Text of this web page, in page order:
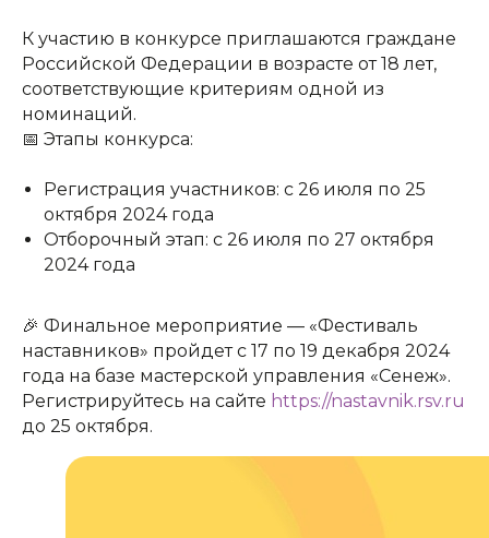
К участию в конкурсе приглашаются граждане
Российской Федерации в возрасте от 18 лет,
соответствующие критериям одной из
номинаций.
📅 Этапы конкурса:
Регистрация участников: с 26 июля по 25
октября 2024 года
Отборочный этап: с 26 июля по 27 октября
2024 года
🎉 Финальное мероприятие — «Фестиваль
наставников» пройдет с 17 по 19 декабря 2024
года на базе мастерской управления «Сенеж».
Регистрируйтесь на сайте https://nastavnik.rsv.ru
до 25 октября.